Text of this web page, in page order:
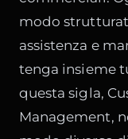
modo
assistenza e
tenga insieme
questa sigla,
Management,